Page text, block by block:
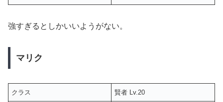
強すぎるとしかいいようがない。
マリク
クラス 賢者 Lv.20